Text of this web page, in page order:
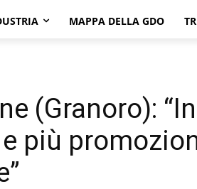
MAPPA DELLA GDO
(Granoro):
più